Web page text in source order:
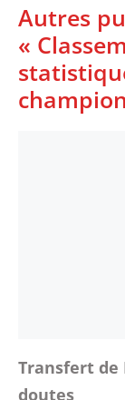
Autres
«
Transfert de
doutes